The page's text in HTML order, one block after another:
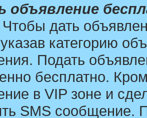
объявление
Чтобы дать
категорию
Подать
бесплатно.
в VIP зоне и
SMS сообщение.